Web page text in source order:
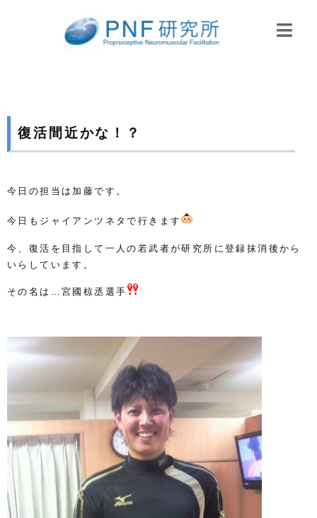
復活間近かな！？
今日の担当は加藤です。
今日もジャイアンツネタで行きます
今、復活を目指して一人の若武者が研究所に登録抹消後から
いらしています。
その名は…宮國椋丞選手